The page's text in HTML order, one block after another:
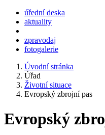
úřední deska
aktuality
zpravodaj
fotogalerie
Úvodní stránka
Úřad
Životní situace
Evropský zbrojní pas
Evropský